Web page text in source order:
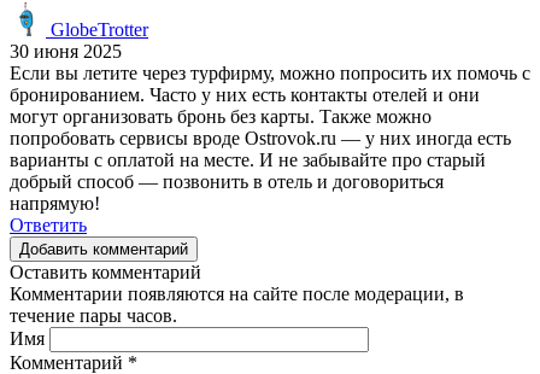
GlobeTrotter
30 июня 2025
Если вы летите через турфирму, можно попросить их помочь с
бронированием. Часто у них есть контакты отелей и они
могут организовать бронь без карты. Также можно
попробовать сервисы вроде Ostrovok.ru — у них иногда есть
варианты с оплатой на месте. И не забывайте про старый
добрый способ — позвонить в отель и договориться
напрямую!
Ответить
Добавить комментарий
Оставить комментарий
Комментарии появляются на сайте после модерации, в
течение пары часов.
Имя
Комментарий *